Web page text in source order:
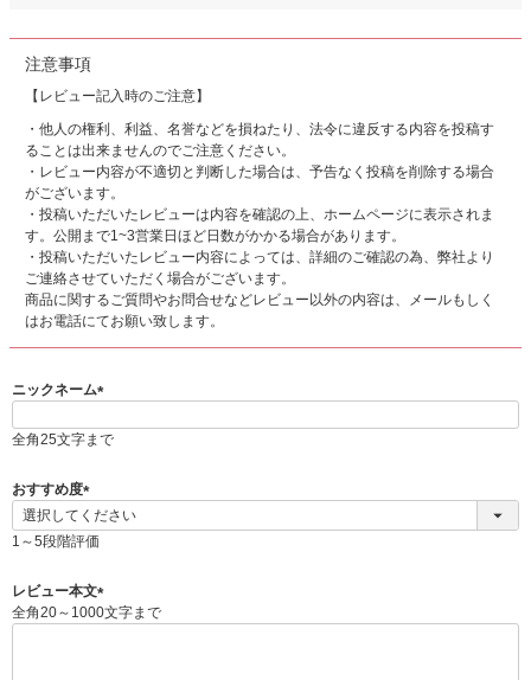
注意事項
【レビュー記入時のご注意】
・他人の権利、利益、名誉などを損ねたり、法令に違反する内容を投稿す
ることは出来ませんのでご注意ください。
・レビュー内容が不適切と判断した場合は、予告なく投稿を削除する場合
がございます。
・投稿いただいたレビューは内容を確認の上、ホームページに表示されま
す。公開まで1~3営業日ほど日数がかかる場合があります。
・投稿いただいたレビュー内容によっては、詳細のご確認の為、弊社より
ご連絡させていただく場合がございます。
商品に関するご質問やお問合せなどレビュー以外の内容は、メールもしく
はお電話にてお願い致します。
ニックネーム
必
全角25文字まで
おすすめ度
(
必
1～5段階評価
レビュー本文
(
全角20～1000文字まで